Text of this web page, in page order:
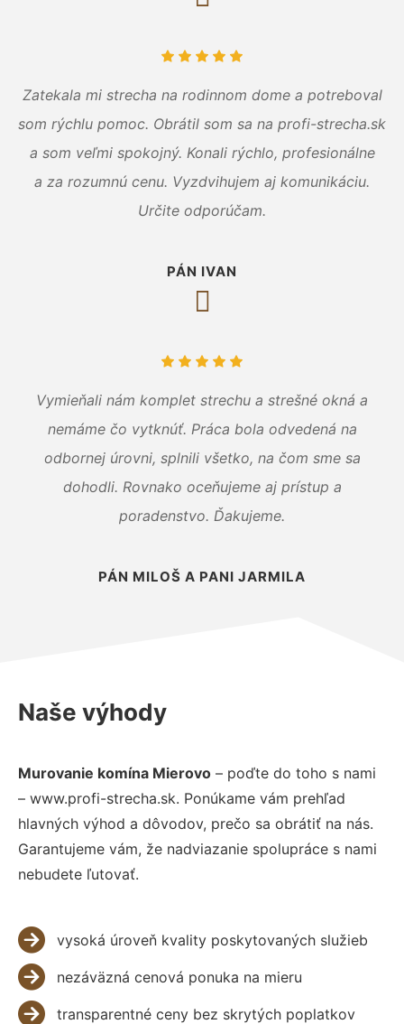
Zatekala mi strecha na rodinnom dome a potreboval
som rýchlu pomoc. Obrátil som sa na profi-strecha.sk
a som veľmi spokojný. Konali rýchlo, profesionálne
a za rozumnú cenu. Vyzdvihujem aj komunikáciu.
Určite odporúčam.
PÁN IVAN
Vymieňali nám komplet strechu a strešné okná a
nemáme čo vytknúť. Práca bola odvedená na
odbornej úrovni, splnili všetko, na čom sme sa
dohodli. Rovnako oceňujeme aj prístup a
poradenstvo. Ďakujeme.
PÁN MILOŠ A PANI JARMILA
Naše výhody
Murovanie komína Mierovo – poďte do toho s nami
– www.profi-strecha.sk. Ponúkame vám prehľad
hlavných výhod a dôvodov, prečo sa obrátiť na nás.
Garantujeme vám, že nadviazanie spolupráce s nami
nebudete ľutovať.
vysoká úroveň kvality poskytovaných služieb
nezáväzná cenová ponuka na mieru
transparentné ceny bez skrytých poplatkov